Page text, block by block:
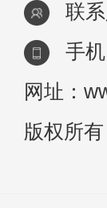
联
手
网址：
版权所